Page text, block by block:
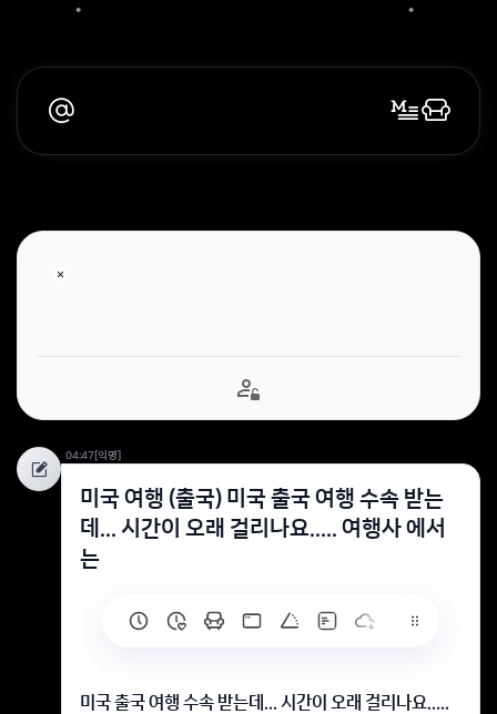
04:47[익명]
미국 여행 (출국) 미국 출국 여행 수속 받는
데... 시간이 오래 걸리나요..... 여행사 에서
는
미국 출국 여행 수속 받는데... 시간이 오래 걸리나요.....